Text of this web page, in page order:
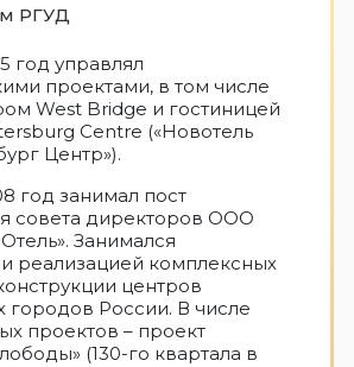
РГУД
год управлял
проектами, в том числе
West Bridge и гостиницей
Centre («Новотель
Центр»).
год занимал пост
совета директоров ООО
Занимался
реализацией комплексных
центров
городов России. В числе
проектов – проект
(130-го квартала в